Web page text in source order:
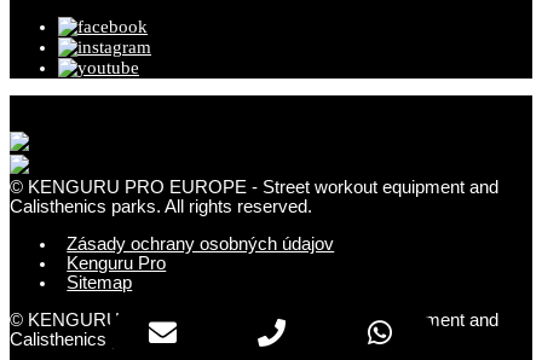
© KENGURU PRO EUROPE - Street workout equipment and
Calisthenics parks. All rights reserved.
Zásady ochrany osobných údajov
Kenguru Pro
Sitemap
© KENGURU PRO EUROPE - Street workout equipment and
Calisthenics parks. All rights reserved.